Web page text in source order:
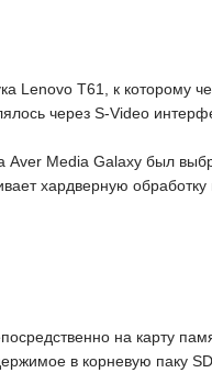
Lenovo T61, к которому
через S-Video
Aver Media Galaxy был
хардверную
на карту
в корневую паку